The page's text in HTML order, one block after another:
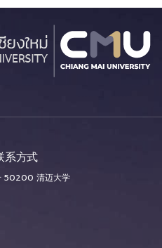
系方式
50200 清迈大学